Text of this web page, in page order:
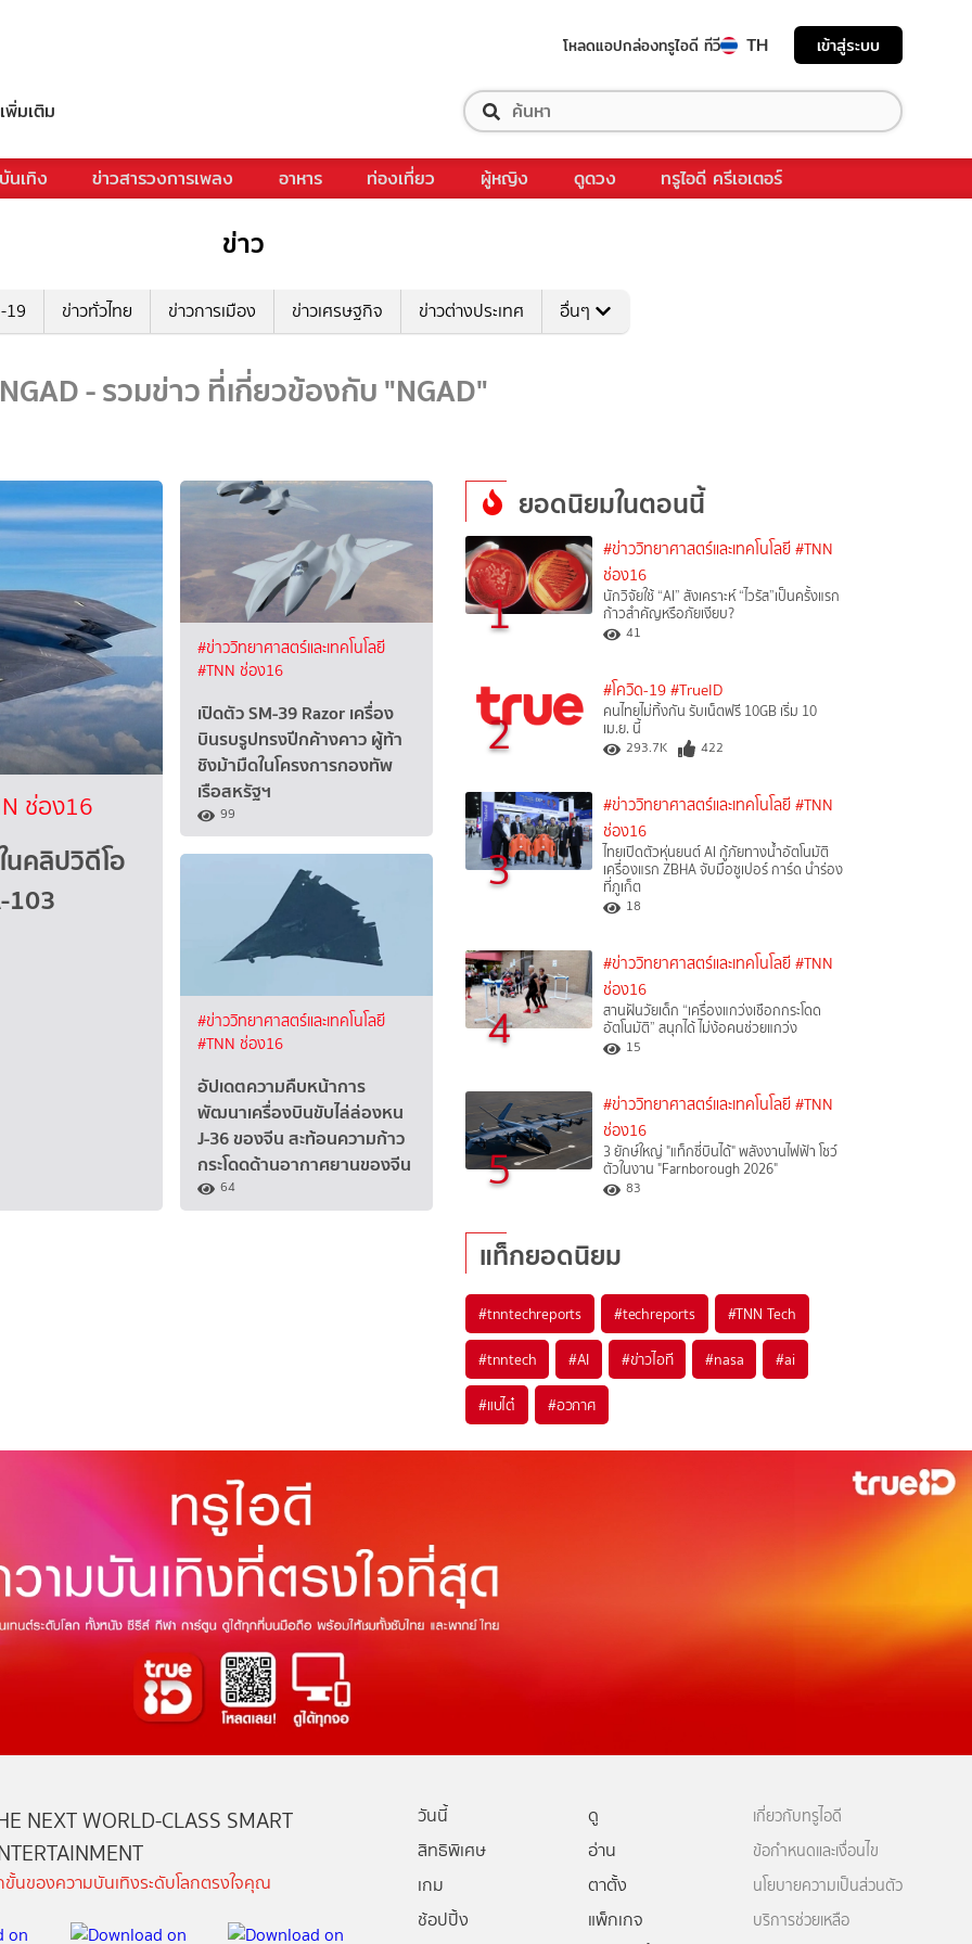
โหลดแอปกล่องทรูไอดี ทีวี TH เข้าสู่ระบบ
เพิ่มเติม
นเทิง ข่าวสารวงการเพลง อาหาร ท่องเที่ยว ผู้หญิง ดูดวง ทรูไอดี ครีเอเตอร์
ข่าว
19 ข่าวทั่วไทย ข่าวการเมือง ข่าวเศรษฐกิจ ข่าวต่างประเทศ อื่นๆ
- รวมข่าว ที่เกี่ยวข้องกับ "NGAD"
ช่อง16
นคลิปวิดีโอ
103
#ข่าววิทยาศาสตร์และเทคโนโลยี
#TNN ช่อง16
เปิดตัว SM-39 Razor เครื่อง
บินรบรูปทรงปีกค้างคาว ผู้ท้า
ชิงม้ามืดในโครงการกองทัพ
เรือสหรัฐฯ
99
#ข่าววิทยาศาสตร์และเทคโนโลยี
#TNN ช่อง16
อัปเดตความคืบหน้าการ
พัฒนาเครื่องบินขับไล่ล่องหน
J-36 ของจีน สะท้อนความก้าว
กระโดดด้านอากาศยานของจีน
64
ยอดนิยมในตอนนี้
1
#ข่าววิทยาศาสตร์และเทคโนโลยี #TNN
ช่อง16
นักวิจัยใช้ “AI” สังเคราะห์ “ไวรัส”เป็นครั้งแรก
ก้าวสำคัญหรือภัยเงียบ?
41
2
#โควิด-19 #TrueID
คนไทยไม่ทิ้งกัน รับเน็ตฟรี 10GB เริ่ม 10
เม.ย. นี้
293.7K 422
3
#ข่าววิทยาศาสตร์และเทคโนโลยี #TNN
ช่อง16
ไทยเปิดตัวหุ่นยนต์ AI กู้ภัยทางน้ำอัตโนมัติ
เครื่องแรก ZBHA จับมือซูเปอร์ การ์ด นำร่อง
ที่ภูเก็ต
18
4
#ข่าววิทยาศาสตร์และเทคโนโลยี #TNN
ช่อง16
สานฝันวัยเด็ก “เครื่องแกว่งเชือกกระโดด
อัตโนมัติ” สนุกได้ ไม่ง้อคนช่วยแกว่ง
15
5
#ข่าววิทยาศาสตร์และเทคโนโลยี #TNN
ช่อง16
3 ยักษ์ใหญ่ "แท็กซี่บินได้" พลังงานไฟฟ้า โชว์
ตัวในงาน "Farnborough 2026"
83
แท็กยอดนิยม
#tnntechreports #techreports #TNN Tech
#tnntech #AI #ข่าวไอที #nasa #ai
#แบไต๋ #อวกาศ
NEXT WORLD-CLASS SMART
นของความบันเทิงระดับโลกตรงใจคุณ
วันนี้
ดู
สิทธิพิเศษ
อ่าน
เกม
ตาตั้ง
ช้อปปิ้ง
แพ็กเกจ
เกี่ยวกับทรูไอดี
ข้อกำหนดและเงื่อนไข
นโยบายความเป็นส่วนตัว
บริการช่วยเหลือ